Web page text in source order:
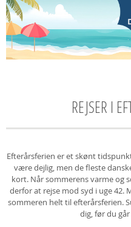
REJSER I
Efterårsferien er et skønt
være dejlig, men de fleste
kort. Når sommerens varme og
derfor at rejse mod syd i uge 42.
sommeren helt til efterårsferien.
dig, før du